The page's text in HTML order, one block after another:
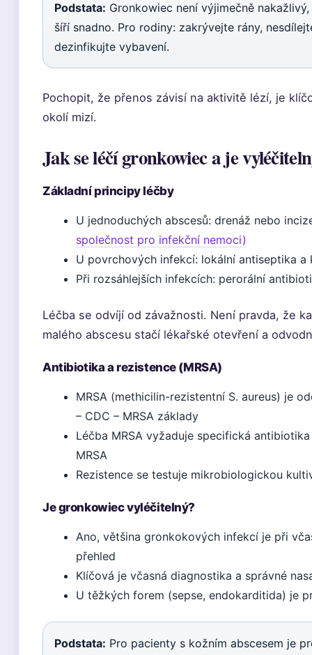
Podstata: Gronkowiec není výjimečně
šíří snadno. Pro rodiny: zakrývejte rány,
dezinfikujte vybavení.
Pochopit, že přenos závisí na aktivitě lézí, je
okolí mizí.
Jak se léčí gronkowiec a je
Základní principy léčby
U jednoduchých abscesů: drenáž nebo
společnost pro infekční nemoci)
U povrchových infekcí: lokální antiseptika a
Při rozsáhlejších infekcích: perorální
Léčba se odvíjí od závažnosti. Není pravda, že
malého abscesu stačí lékařské otevření a
Antibiotika a rezistence (MRSA)
MRSA (methicilin-rezistentní S. aureus) je
– CDC – MRSA základy
Léčba MRSA vyžaduje specifická
MRSA
Rezistence se testuje mikrobiologickou
Je gronkowiec vyléčitelný?
Ano, většina gronkokových infekcí je při
přehled
Klíčová je včasná diagnostika a správné
U těžkých forem (sepse, endokarditida) je
Podstata: Pro pacienty s kožním abscesem je